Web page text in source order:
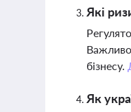
Які
Важливо
бізнесу.
Як